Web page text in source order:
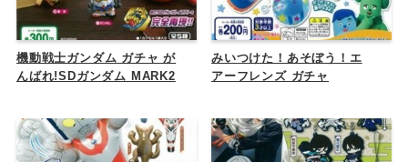
機動戦士ガンダム ガチャ が
んばれ!SDガンダム MARK2
みいつけた！あそぼう！エ
アーフレンズ ガチャ